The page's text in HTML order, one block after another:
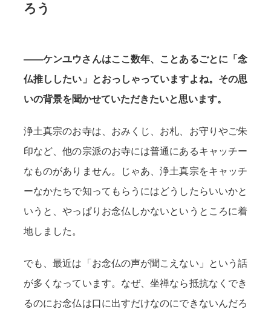
ろう
——ケンユウさんはここ数年、ことあるごとに「念
仏推ししたい」とおっしゃっていますよね。その思
いの背景を聞かせていただきたいと思います。
浄土真宗のお寺は、おみくじ、お札、お守りやご朱
印など、他の宗派のお寺には普通にあるキャッチー
なものがありません。じゃあ、浄土真宗をキャッチ
ーなかたちで知ってもらうにはどうしたらいいかと
いうと、やっぱりお念仏しかないというところに着
地しました。
でも、最近は「お念仏の声が聞こえない」という話
が多くなっています。なぜ、坐禅なら抵抗なくでき
るのにお念仏は口に出すだけなのにできないんだろ